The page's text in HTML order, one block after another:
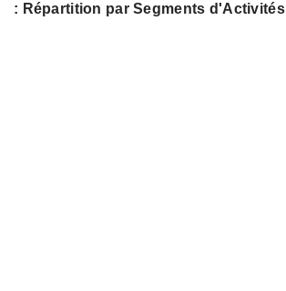
: Répartition par Segments d'Activités